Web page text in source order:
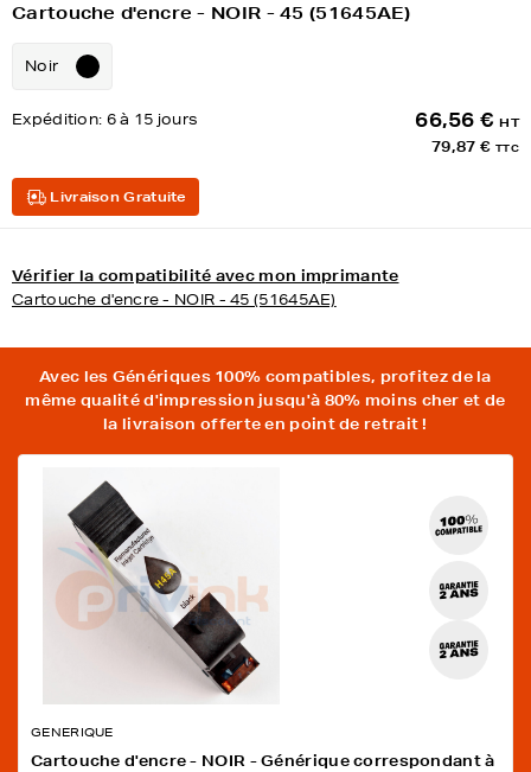
Avec les Génériques 100% compatibles, profitez de la
même qualité d'impression jusqu'à 80% moins cher et de
la livraison offerte en point de retrait !
GENERIQUE
Cartouche d'encre - NOIR - Générique correspondant à
Cartouche d'encre - NOIR - 45 (51645AE)
Noir
Expédition: 6 à 15 jours 66,56 € HT
79,87 € TTC
Livraison Gratuite
Vérifier la compatibilité avec mon imprimante
Cartouche d'encre - NOIR - 45 (51645AE)